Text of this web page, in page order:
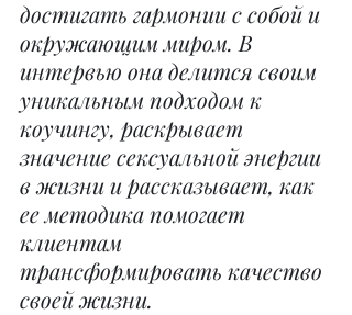
достигать гармонии с собой и
окружающим миром. В
интервью она делится своим
уникальным подходом к
коучингу, раскрывает
значение сексуальной энергии
в жизни и рассказывает, как
ее методика помогает
клиентам
трансформировать качество
своей жизни.